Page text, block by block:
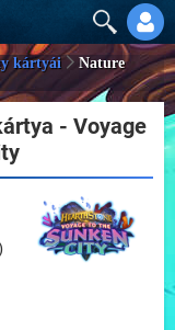
kártyái
Nature
- Voyage